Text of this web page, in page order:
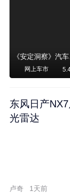
网上车市
东风日产
光雷达
卢奇 1天前